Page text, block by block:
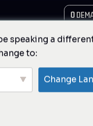
0
speaking a
to:
Change